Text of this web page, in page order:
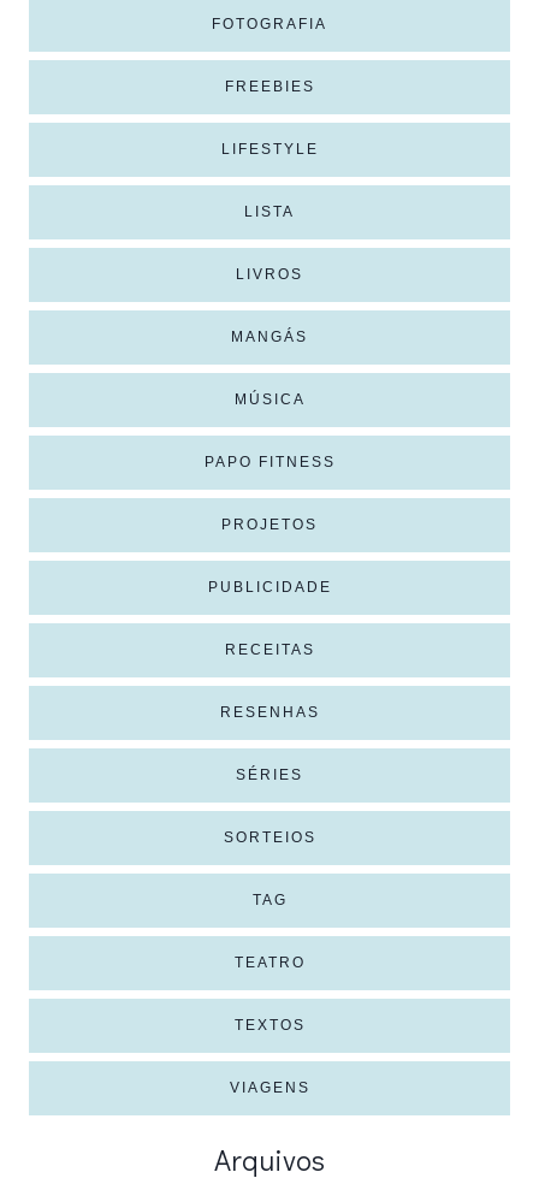
FOTOGRAFIA
FREEBIES
LIFESTYLE
LISTA
LIVROS
MANGÁS
MÚSICA
PAPO FITNESS
PROJETOS
PUBLICIDADE
RECEITAS
RESENHAS
SÉRIES
SORTEIOS
TAG
TEATRO
TEXTOS
VIAGENS
Arquivos